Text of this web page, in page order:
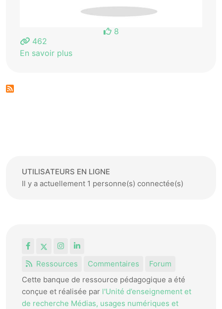
8
462
En savoir plus
UTILISATEURS EN LIGNE
Il y a actuellement 1 personne(s) connectée(s)
FacebookInstagram
LinkedIn
Ressources
Commentaires
Forum
Cette banque de ressource pédagogique a été
conçue et réalisée par l'Unité d’enseignement et
de recherche Médias, usages numériques et